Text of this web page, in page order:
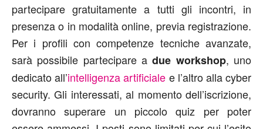
partecipare gratuitamente a tutti gli incontri, in
presenza o in modalità online, previa registrazione.
Per i profili con competenze tecniche avanzate,
sarà possibile partecipare adue workshop, uno
dedicato all’intelligenza artificiale e l’altro alla cyber
security. Gli interessati, al momento dell’iscrizione,
dovranno superare un piccolo quiz per poter